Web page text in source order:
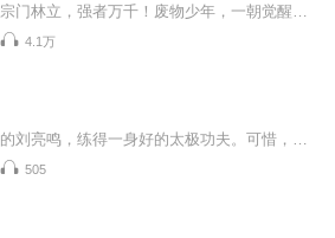
4.1万
505